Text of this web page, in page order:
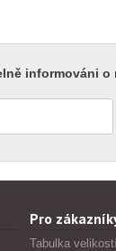
informováni o
Pro
Tabulka velikostí